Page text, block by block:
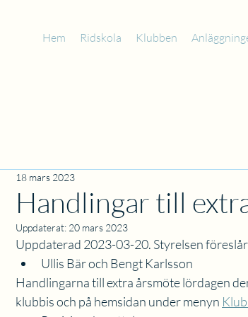
Hem Ridskola Klubben
Handlingar till
18 mars 2023
Uppdaterat: 20 mars 2023
Uppdaterad 2023-03-20. Styrelsen
Ullis Bär och Bengt Karlsson
Handlingarna till extra årsmöte lördagen
klubbis och på hemsidan under menyn